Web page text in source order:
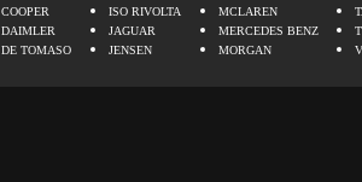
COOPER
DAIMLER
DE TOMASO
ISO RIVOLTA
JAGUAR
JENSEN
MCLAREN
MERCEDES BENZ
MORGAN